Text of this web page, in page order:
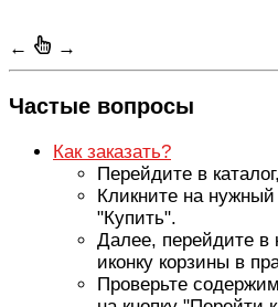
← →
Частые вопросы
Как заказать?
Перейдите в
Кликните на
"Купить".
Далее, перейдите в
иконку корзины в
Проверьте